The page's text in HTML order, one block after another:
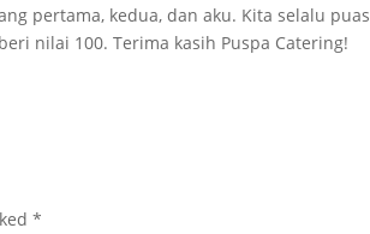
pertama, kedua, dan aku. Kita selalu puas
nilai 100. Terima kasih Puspa Catering!
*